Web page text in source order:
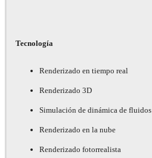
Tecnología
Renderizado en tiempo real
Renderizado 3D
Simulación de dinámica de fluidos
Renderizado en la nube
Renderizado fotorrealista